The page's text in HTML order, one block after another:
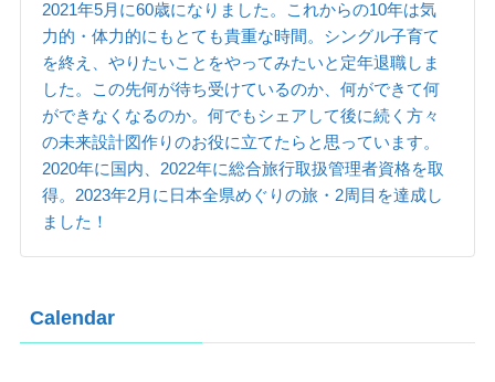
2021年5月に60歳になりました。これからの10年は気
力的・体力的にもとても貴重な時間。シングル子育て
を終え、やりたいことをやってみたいと定年退職しま
した。この先何が待ち受けているのか、何ができて何
ができなくなるのか。何でもシェアして後に続く方々
の未来設計図作りのお役に立てたらと思っています。
2020年に国内、2022年に総合旅行取扱管理者資格を取
得。2023年2月に日本全県めぐりの旅・2周目を達成し
ました！
Calendar